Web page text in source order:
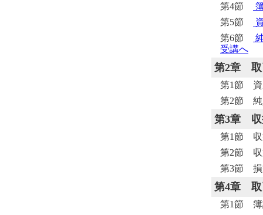
第4節
第5節
第6節
受講へ
第2章
第1節 資
第2節 純
第3章
第1節 収
第2節 収
第3節 損
第4章
第1節 簿